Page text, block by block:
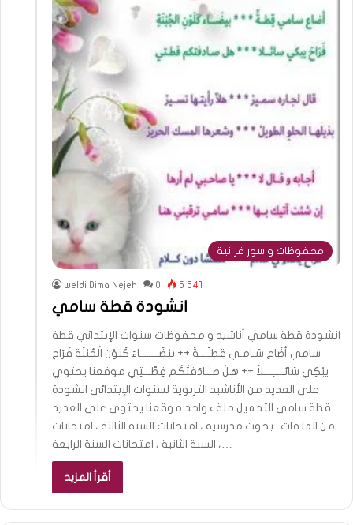
محفوظات و سور قرآنية
weldi Dima Nejeh 0 5 541
انشودة قطة سامي
انشودة قطة سامي أناشيد و محفوظات سنوات الإبتدائي قطة
سامي أضَاع سَـامـي قِطـّــــةً ++ بيْضَــــــــاءُ كَلَوْن الُجُبْنَةِ فَرَاح
يبْكِي سَائـــــِــــلاً ++ هلْ صــَـادَفتْكُم قِطّـــتِي موقعنا يحتوي
على العديد من الأناشيد التربوية لسنوات الإبتدائي انشودة
قطة سامي التحميل ملف واحد موقعنا يحتوي على العديد
من الملفات : بحوث مدرسية ، امتحانات السنة الثالثة ، امتحانات
السنة الثانية ، امتحانات السنة الرابعة ،…
أقرأ المزيد